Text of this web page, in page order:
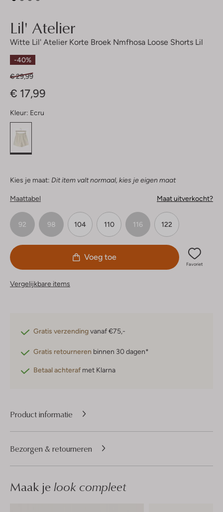
Lil' Atelier
Witte Lil' Atelier Korte Broek Nmfhosa Loose Shorts Lil
-40%
€ 29,99
€ 17,99
Kleur: Ecru
Kies je maat: Dit item valt normaal, kies je eigen maat
Maattabel Maat uitverkocht?
92 98 104 110 116 122
Voeg toe
Favoriet
Vergelijkbare items
Gratis verzendingvanaf €75,-
Gratis retourneren binnen 30 dagen*
Betaal achteraf met Klarna
Product informatie
Bezorgen & retourneren
Maak je look compleet